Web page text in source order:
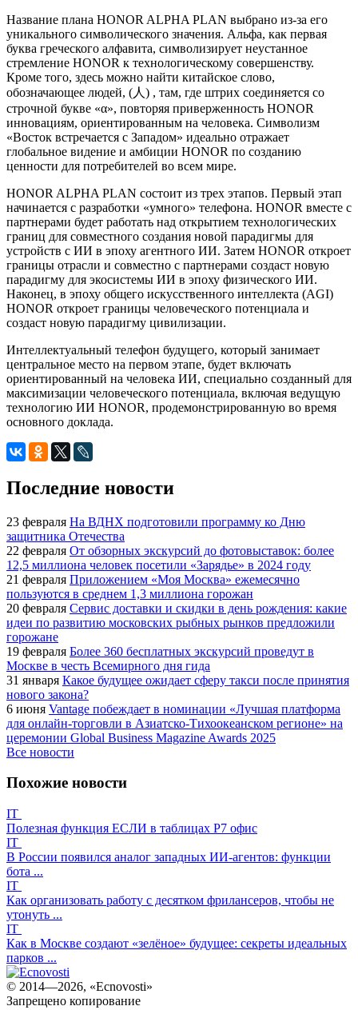
Название плана HONOR ALPHA PLAN выбрано из-за его
уникального символического значения. Альфа, как первая
буква греческого алфавита, символизирует неустанное
стремление HONOR к технологическому совершенству.
Кроме того, здесь можно найти китайское слово,
обозначающее людей, (人) , там, где штрих соединяется со
строчной букве «α», повторяя приверженность HONOR
инновациям, ориентированным на человека. Символизм
«Восток встречается с Западом» идеально отражает
глобальное видение и амбиции HONOR по созданию
ценности для потребителей во всем мире.
HONOR ALPHA PLAN состоит из трех этапов. Первый этап
начинается с разработки «умного» телефона. HONOR вместе с
партнерами будет работать над открытием технологических
границ для совместного создания новой парадигмы для
устройств с ИИ в эпоху агентного ИИ. Затем HONOR откроет
границы отрасли и совместно с партнерами создаст новую
парадигму для экосистемы ИИ в эпоху физического ИИ.
Наконец, в эпоху общего искусственного интеллекта (AGI)
HONOR откроет границы человеческого потенциала и
создаст новую парадигму цивилизации.
Интеллектуальный телефон будущего, который занимает
центральное место на первом этапе, будет включать
ориентированный на человека ИИ, специально созданный для
максимизации человеческого потенциала, включая ведущую
технологию ИИ HONOR, продемонстрированную во время
основного доклада.
Последние новости
23 февраля На ВДНХ подготовили программу ко Дню
защитника Отечества
22 февраля От обзорных экскурсий до фотовыставок: более
12,5 миллиона человек посетили «Зарядье» в 2024 году
21 февраля Приложением «Моя Москва» ежемесячно
пользуются в среднем 1,3 миллиона горожан
20 февраля Сервис доставки и скидки в день рождения: какие
идеи по развитию московских рыбных рынков предложили
горожане
19 февраля Более 360 бесплатных экскурсий проведут в
Москве в честь Всемирного дня гида
31 января Какое будущее ожидает сферу такси после принятия
нового закона?
6 июня Vantage побеждает в номинации «Лучшая платформа
для онлайн-торговли в Азиатско-Тихоокеанском регионе» на
церемонии Global Business Magazine Awards 2025
Все новости
Похожие новости
IT
Полезная функция ЕСЛИ в таблицах Р7 офис
IT
В России появился аналог западных ИИ-агентов: функции
бота ...
IT
Как организовать работу с десятком фрилансеров, чтобы не
утонуть ...
IT
Как в Москве создают «зелёное» будущее: секреты идеальных
парков ...
© 2014—2026, «Ecnovosti»
Запрещено копирование